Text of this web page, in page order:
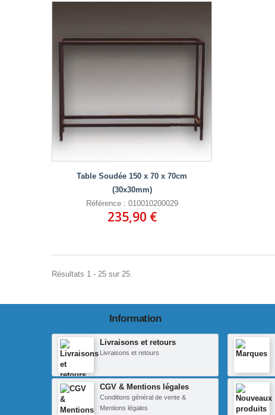
Table Soudée 150 x 70 x 70cm
(30x30mm)
Référence : 010010200029
235,90 €
Résultats 1 - 25 sur 25.
Information
Livraisons et retours
Livraisons et retours
CGV & Mentions légales
Conditions général de vente &
Mentions légales